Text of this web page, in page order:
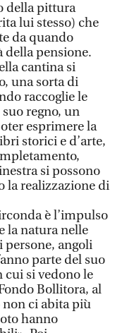
della pittura
lui stesso) che
da quando
della pensione.
cantina si
una sorta di
raccoglie le
regno, un
esprimere la
storici e d’arte,
si possono
la realizzazione di
è l’impulso
la natura nelle
persone, angoli
parte del suo
cui si vedono le
Bollitora, al
non ci abita più
hanno